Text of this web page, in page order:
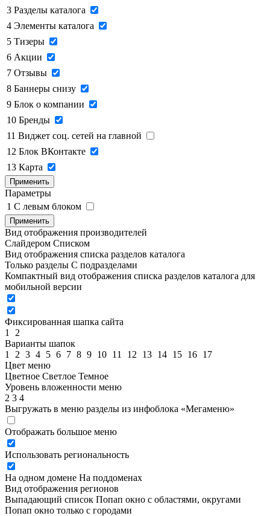
3 Разделы каталога
4 Элементы каталога
5 Тизеры
6 Акции
7 Отзывы
8 Баннеры снизу
9 Блок о компании
10 Бренды
11 Виджет соц. сетей на главной
12 Блок ВКонтакте
13 Карта
Применить
Параметры
1 C левым блоком
Применить
Вид отображения производителей
Слайдером Списком
Вид отображения списка разделов каталога
Только разделы С подразделами
Компактный вид отображения списка разделов каталога для
мобильной версии
Фиксированная шапка сайта
1
2
Варианты шапок
1
2 3 4 5 6 7 8 9 10 11 12 13 14 15 16 17
Цвет меню
Цветное Светлое Темное
Уровень вложенности меню
2 3 4
Выгружать в меню разделы из инфоблока «Мегаменю»
Отображать большое меню
Использовать региональность
На одном домене На поддоменах
Вид отображения регионов
Выпадающий список Попап окно c областями, округами
Попап окно только с городами